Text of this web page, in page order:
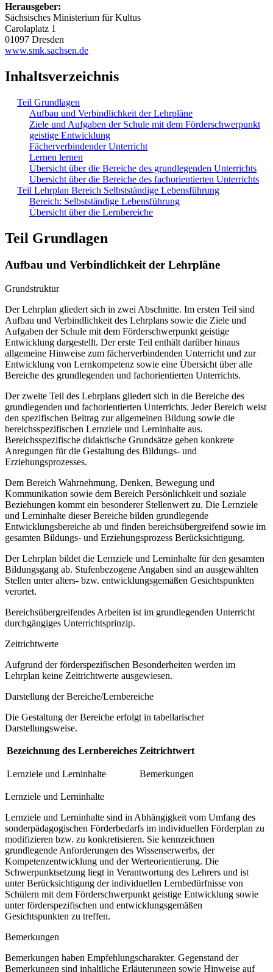
Herausgeber:
Sächsisches Ministerium für Kultus
Carolaplatz 1
01097 Dresden
www.smk.sachsen.de
Inhaltsverzeichnis
Teil Grundlagen
Aufbau und Verbindlichkeit der Lehrpläne
Ziele und Aufgaben der Schule mit dem Förderschwerpunkt
geistige Entwicklung
Fächerverbindender Unterricht
Lernen lernen
Übersicht über die Bereiche des grundlegenden Unterrichts
Übersicht über die Bereiche des fachorientierten Unterrichts
Teil Lehrplan Bereich Selbstständige Lebensführung
Bereich: Selbstständige Lebensführung
Übersicht über die Lernbereiche
Teil Grundlagen
Aufbau und Verbindlichkeit der Lehrpläne
Grundstruktur
Der Lehrplan gliedert sich in zwei Abschnitte. Im ersten Teil sind
Aufbau und Verbindlichkeit des Lehrplans sowie die Ziele und
Aufgaben der Schule mit dem Förderschwerpunkt geistige
Entwicklung dargestellt. Der erste Teil enthält darüber hinaus
allgemeine Hinweise zum fächerverbindenden Unterricht und zur
Entwicklung von Lernkompetenz sowie eine Übersicht über alle
Bereiche des grundlegenden und fachorientierten Unterrichts.
Der zweite Teil des Lehrplans gliedert sich in die Bereiche des
grundlegenden und fachorientierten Unterrichts. Jeder Bereich weist
den spezifischen Beitrag zur allgemeinen Bildung sowie die
bereichsspezifischen Lernziele und Lerninhalte aus.
Bereichsspezifische didaktische Grundsätze geben konkrete
Anregungen für die Gestaltung des Bildungs- und
Erziehungsprozesses.
Dem Bereich Wahrnehmung, Denken, Bewegung und
Kommunikation sowie dem Bereich Persönlichkeit und soziale
Beziehungen kommt ein besonderer Stellenwert zu. Die Lernziele
und Lerninhalte dieser Bereiche bilden grundlegende
Entwicklungsbereiche ab und finden bereichsübergreifend sowie im
gesamten Bildungs- und Erziehungsprozess Berücksichtigung.
Der Lehrplan bildet die Lernziele und Lerninhalte für den gesamten
Bildungsgang ab. Stufenbezogene Angaben sind an ausgewählten
Stellen unter alters- bzw. entwicklungsgemäßen Gesichtspunkten
verortet.
Bereichsübergreifendes Arbeiten ist im grundlegenden Unterricht
durchgängiges Unterrichtsprinzip.
Zeitrichtwerte
Aufgrund der förderspezifischen Besonderheiten werden im
Lehrplan keine Zeitrichtwerte ausgewiesen.
Darstellung der Bereiche/Lernbereiche
Die Gestaltung der Bereiche erfolgt in tabellarischer
Darstellungsweise.
Bezeichnung des Lernbereiches Zeitrichtwert
Lernziele und Lerninhalte Bemerkungen
Lernziele und Lerninhalte
Lernziele und Lerninhalte sind in Abhängigkeit vom Umfang des
sonderpädagogischen Förderbedarfs im individuellen Förderplan zu
modifizieren bzw. zu konkretisieren. Sie kennzeichnen
grundlegende Anforderungen des Wissenserwerbs, der
Kompetenzentwicklung und der Werteorientierung. Die
Schwerpunktsetzung liegt in Verantwortung des Lehrers und ist
unter Berücksichtigung der individuellen Lernbedürfnisse von
Schülern mit dem Förderschwerpunkt geistige Entwicklung sowie
unter förderspezifischen und entwicklungsgemäßen
Gesichtspunkten zu treffen.
Bemerkungen
Bemerkungen haben Empfehlungscharakter. Gegenstand der
Bemerkungen sind inhaltliche Erläuterungen sowie Hinweise auf